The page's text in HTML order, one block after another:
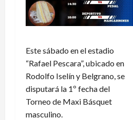
Este sábado en el estadio
“Rafael Pescara”, ubicado en
Rodolfo Iselín y Belgrano, se
disputará la 1º fecha del
Torneo de Maxi Básquet
masculino.